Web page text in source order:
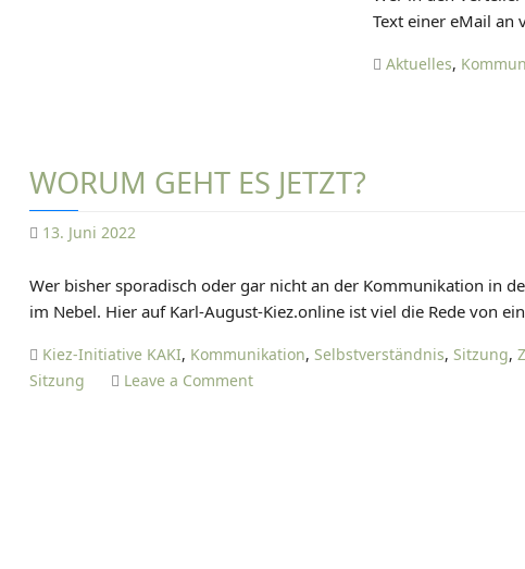
E
S
Text einer eMail an
Aktuelles,
WORUM GEHT ES JETZT?
13. Juni 2022
A
N
E
L
Wer bisher sporadisch oder gar nicht an der Kommunikation in
im Nebel. Hier auf Karl-August-Kiez.online ist viel die Rede von
Kiez-Initiative KAKI, Kommunikation, Selbstverständnis, Sitzung,
Sitzung
Leave a Commento